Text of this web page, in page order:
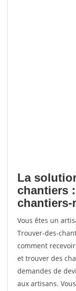
La
chantiers
chantiers-
Vous êtes un
Trouver-des-
comment
et trouver des
demandes de
aux artisans.